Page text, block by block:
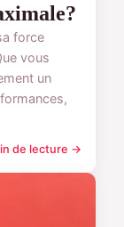
force
vous
un
de lecture →